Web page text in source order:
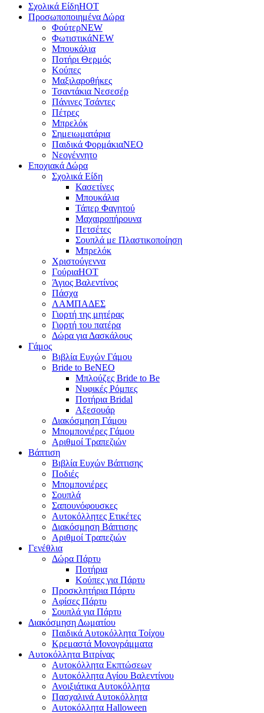
Σχολικά ΕίδηΗΟΤ
Προσωποποιημένα Δώρα
ΦούτερNEW
ΦωτιστικάNEW
Μπουκάλια
Ποτήρι Θερμός
Κούπες
Μαξιλαροθήκες
Τσαντάκια Νεσεσέρ
Πάνινες Τσάντες
Πέτρες
Μπρελόκ
Σημειωματάρια
Παιδικά ΦορμάκιαNEO
Νεογέννητο
Εποχιακά Δώρα
Σχολικά Είδη
Κασετίνες
Μπουκάλια
Τάπερ Φαγητού
Μαχαιροπήρουνα
Πετσέτες
Σουπλά με Πλαστικοποίηση
Μπρελόκ
Χριστούγεννα
ΓούριαHOT
Άγιος Βαλεντίνος
Πάσχα
ΛΑΜΠΑΔΕΣ
Γιορτή της μητέρας
Γιορτή του πατέρα
Δώρα για Δασκάλους
Γάμος
Βιβλία Ευχών Γάμου
Bride to BeNEO
Μπλούζες Bride to Be
Νυφικές Ρόμπες
Ποτήρια Bridal
Αξεσουάρ
Διακόσμηση Γάμου
Μπομπονιέρες Γάμου
Αριθμοί Τραπεζιών
Βάπτιση
Βιβλία Ευχών Βάπτισης
Ποδιές
Μπομπονιέρες
Σουπλά
Σαπουνόφουσκες
Αυτοκόλλητες Ετικέτες
Διακόσμηση Βάπτισης
Αριθμοί Τραπεζιών
Γενέθλια
Δώρα Πάρτυ
Ποτήρια
Κούπες για Πάρτυ
Προσκλητήρια Πάρτυ
Αφίσες Πάρτυ
Σουπλά για Πάρτυ
Διακόσμηση Δωματίου
Παιδικά Αυτοκόλλητα Τοίχου
Κρεμαστά Μονογράμματα
Αυτοκόλλητα Βιτρίνας
Αυτοκόλλητα Εκπτώσεων
Αυτοκόλλητα Αγίου Βαλεντίνου
Ανοιξιάτικα Αυτοκόλλητα
Πασχαλινά Αυτοκόλλητα
Αυτοκόλλητα Halloween